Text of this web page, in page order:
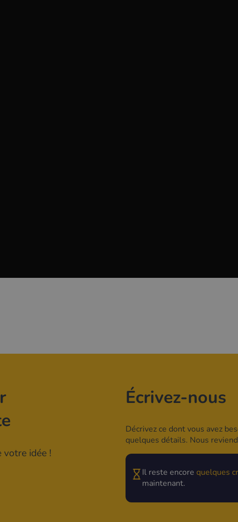
votre idée !
Écrivez-nous
Décrivez ce dont vous avez
quelques détails. Nous
Il reste encorequelques
maintenant.